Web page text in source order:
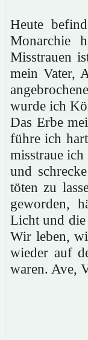
Heute
Monarchie
Misstrauen
mein Vater,
wurde ich
Das Erbe
führe ich
misstraue
und
töten zu
geworden,
Licht und
Wir leben,
wieder auf
waren. Ave,